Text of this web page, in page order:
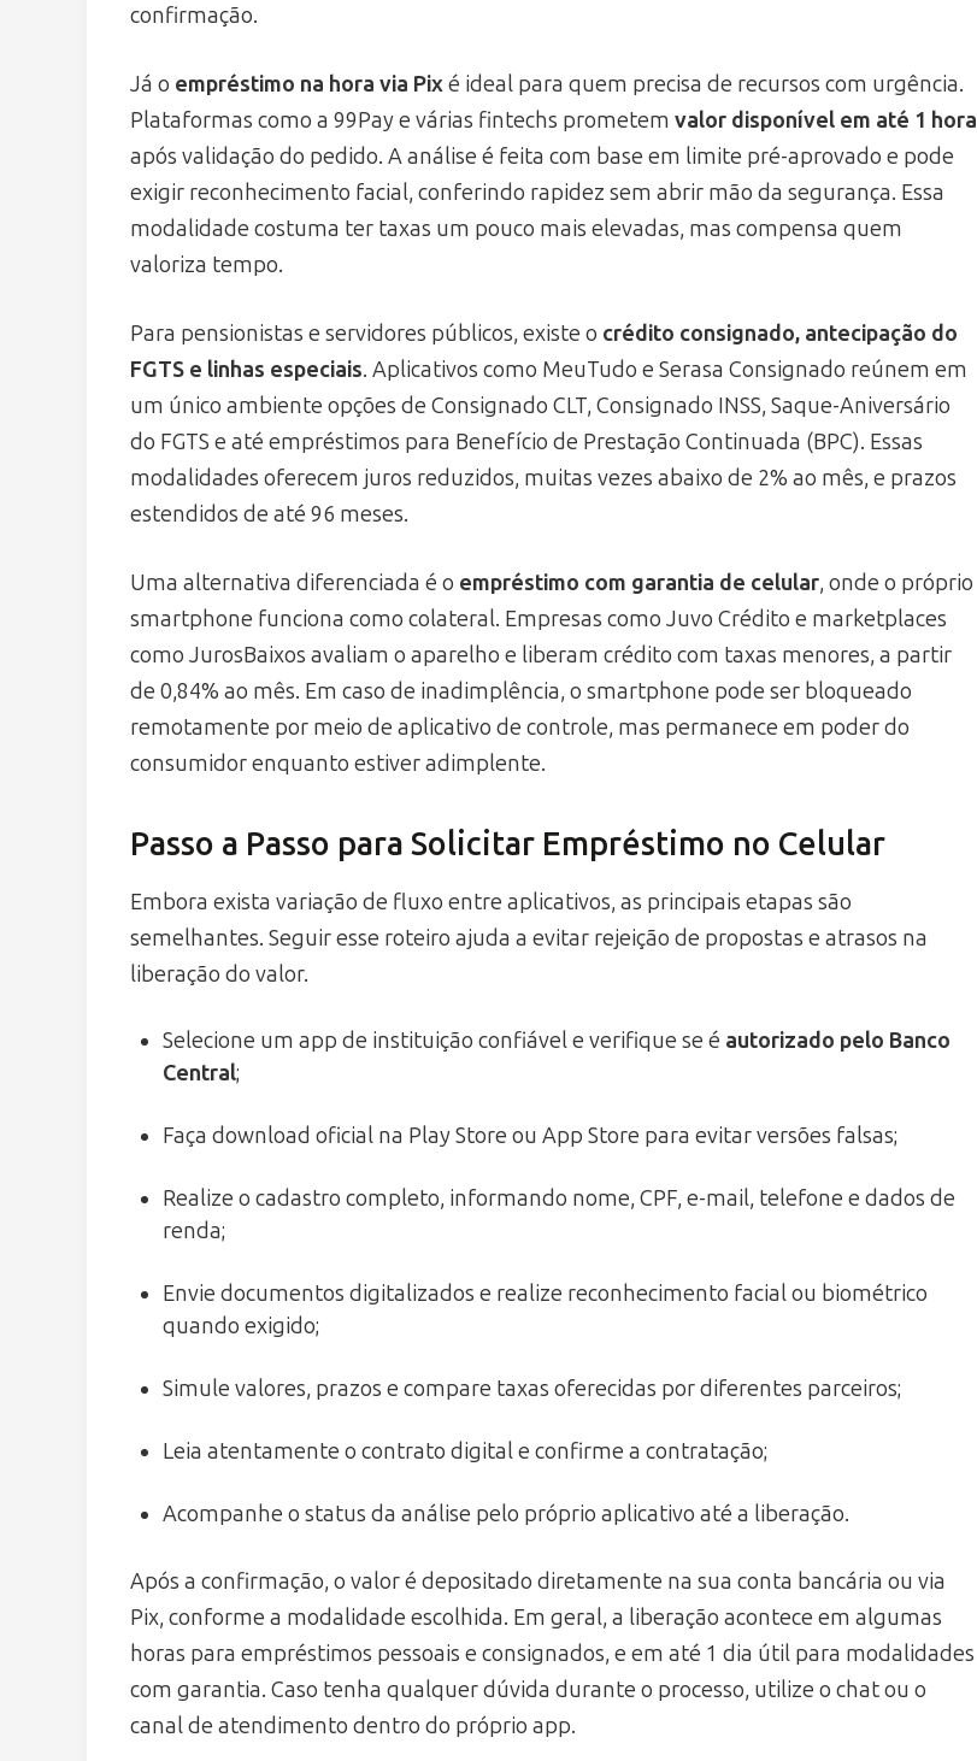
confirmação.
Já o empréstimo na hora via Pixé ideal para quem precisa de recursos com urgência.
Plataformas como a 99Pay e várias fintechs prometem valor disponível em até 1 hora
após validação do pedido. A análise é feita com base em limite pré-aprovado e pode
exigir reconhecimento facial, conferindo rapidez sem abrir mão da segurança. Essa
modalidade costuma ter taxas um pouco mais elevadas, mas compensa quem
valoriza tempo.
Para pensionistas e servidores públicos, existe o crédito consignado, antecipação do
FGTS e linhas especiais. Aplicativos como MeuTudo e Serasa Consignado reúnem em
um único ambiente opções de Consignado CLT, Consignado INSS, Saque-Aniversário
do FGTS e até empréstimos para Benefício de Prestação Continuada (BPC). Essas
modalidades oferecem juros reduzidos, muitas vezes abaixo de 2% ao mês, e prazos
estendidos de até 96 meses.
Uma alternativa diferenciada é o empréstimo com garantia de celular, onde o próprio
smartphone funciona como colateral. Empresas como Juvo Crédito e marketplaces
como JurosBaixos avaliam o aparelho e liberam crédito com taxas menores, a partir
de 0,84% ao mês. Em caso de inadimplência, o smartphone pode ser bloqueado
remotamente por meio de aplicativo de controle, mas permanece em poder do
consumidor enquanto estiver adimplente.
Passo a Passo para Solicitar Empréstimo no Celular
Embora exista variação de fluxo entre aplicativos, as principais etapas são
semelhantes. Seguir esse roteiro ajuda a evitar rejeição de propostas e atrasos na
liberação do valor.
Selecione um app de instituição confiável e verifique se é autorizado pelo Banco
Central;
Faça download oficial na Play Store ou App Store para evitar versões falsas;
Realize o cadastro completo, informando nome, CPF, e-mail, telefone e dados de
renda;
Envie documentos digitalizados e realize reconhecimento facial ou biométrico
quando exigido;
Simule valores, prazos e compare taxas oferecidas por diferentes parceiros;
Leia atentamente o contrato digital e confirme a contratação;
Acompanhe o status da análise pelo próprio aplicativo até a liberação.
Após a confirmação, o valor é depositado diretamente na sua conta bancária ou via
Pix, conforme a modalidade escolhida. Em geral, a liberação acontece em algumas
horas para empréstimos pessoais e consignados, e em até 1 dia útil para modalidades
com garantia. Caso tenha qualquer dúvida durante o processo, utilize o chat ou o
canal de atendimento dentro do próprio app.